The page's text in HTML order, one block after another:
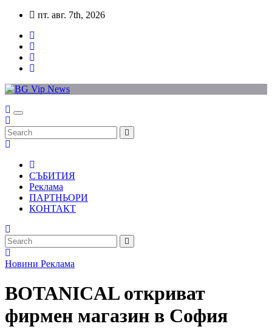
Skip
content
пт. авг. 7th, 2026
СЪБИТИЯ
Реклама
ПАРТНЬОРИ
КОНТАКТ
Новини Реклама
BOTANICAL откриват
фирмен магазин в София